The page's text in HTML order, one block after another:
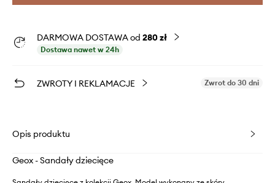
DARMOWA DOSTAWA od 280 zł
Dostawa nawet w 24h
ZWROTY I REKLAMACJE Zwrot do 30 dni
Opis produktu
Geox - Sandały dziecięce